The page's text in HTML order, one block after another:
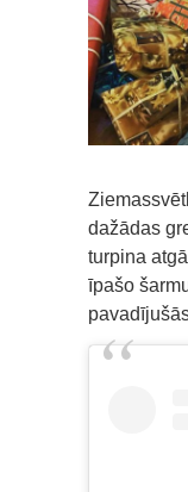
dažādas
turpina
īpašo